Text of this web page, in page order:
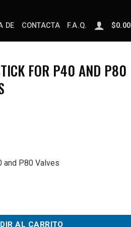
DE CONTACTA F.A.Q. $0.00
FOR P40 AND P80
and P80 Valves
P80 Monoblock Valves cantidad
AL CARRITO